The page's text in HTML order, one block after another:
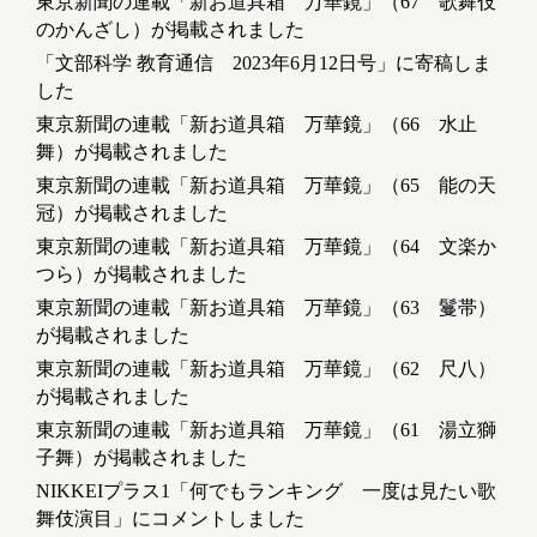
のかんざし）が掲載されました
「文部科学 教育通信 2023年6月12日号」に寄稿しま
した
東京新聞の連載「新お道具箱 万華鏡」（66 水止
舞）が掲載されました
東京新聞の連載「新お道具箱 万華鏡」（65 能の天
冠）が掲載されました
東京新聞の連載「新お道具箱 万華鏡」（64 文楽か
つら）が掲載されました
東京新聞の連載「新お道具箱 万華鏡」（63 鬘帯）
が掲載されました
東京新聞の連載「新お道具箱 万華鏡」（62 尺八）
が掲載されました
東京新聞の連載「新お道具箱 万華鏡」（61 湯立獅
子舞）が掲載されました
NIKKEIプラス1「何でもランキング 一度は見たい歌
舞伎演目」にコメントしました